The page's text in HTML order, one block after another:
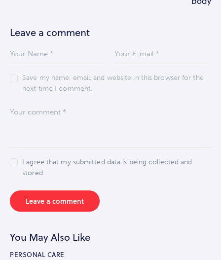
Leave a comment
Save my name, email, and website in this browser for the
next time I comment.
I agree that my submitted data is being collected and
stored.
You May Also Like
PERSONAL CARE